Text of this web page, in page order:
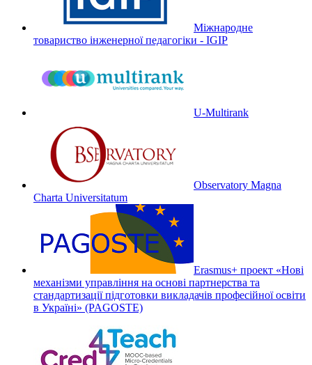
Міжнародне
товариство інженерної педагогіки - IGIP
U-Multirank
Observatory Magna
Charta Universitatum
Erasmus+ проект «Нові
механізми управління на основі партнерства та
стандартизації підготовки викладачів професійної освіти
в Україні» (PAGOSTE)